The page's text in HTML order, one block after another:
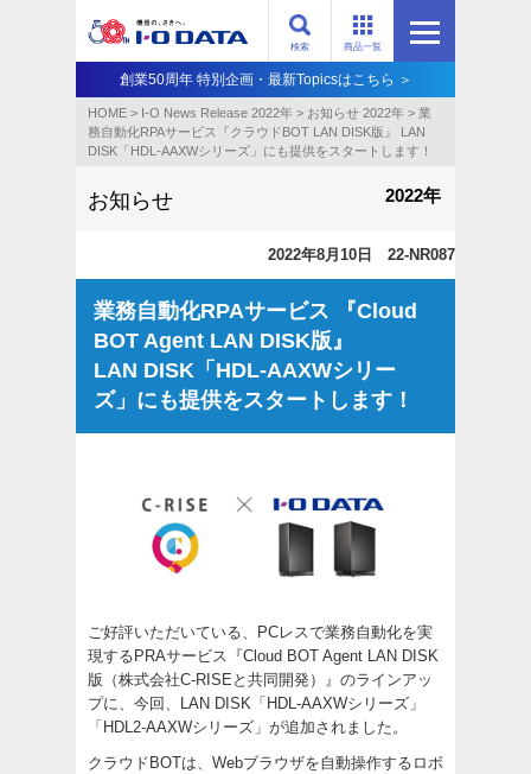
商品一覧
検索
創業50周年 特別企画・最新Topicsはこちら ＞
HOME > I-O News Release 2022年 > お知らせ 2022年 > 業
務自動化RPAサービス『クラウドBOT LAN DISK版』 LAN
DISK「HDL-AAXWシリーズ」にも提供をスタートします！
お知らせ 2022年
2022年8月10日 22-NR087
業務自動化RPAサービス 『Cloud
BOT Agent LAN DISK版』
LAN DISK「HDL-AAXWシリー
ズ」にも提供をスタートします！
ご好評いただいている、PCレスで業務自動化を実
現するPRAサービス『Cloud BOT Agent LAN DISK
版（株式会社C-RISEと共同開発）』のラインアッ
プに、今回、LAN DISK「HDL-AAXWシリーズ」
「HDL2-AAXWシリーズ」が追加されました。
クラウドBOTは、Webブラウザを自動操作するロボ